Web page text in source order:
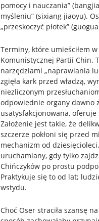
pomocy i nauczania”
myśleniu” (sixiang jiaoyu).
„przeskoczyć płotek”
Terminy, które umieściłem
Komunistycznej Partii Chin.
narzędziami „naprawiania
zgięła kark przed władzą,
niezliczonym
odpowiednie organy dawno
usatysfakcjonowana, oferuje
Założenie jest takie, że
szczerze pokłoni się przed
mechanizm od
uruchamiany, gdy tylko
Chińczyków po prostu
Praktykuje się to od lat;
wstydu.
Choć Oser straciła szansę